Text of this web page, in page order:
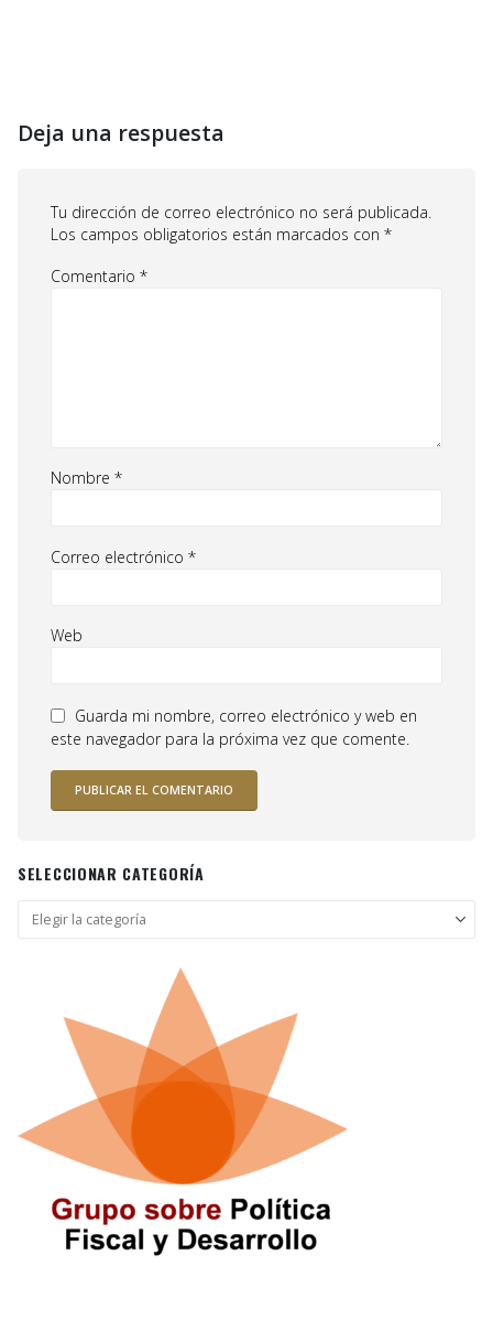
Deja una respuesta
Tu dirección de correo electrónico no será publicada.
Los campos obligatorios están marcados con *
Comentario *
Nombre *
Correo electrónico *
Web
Guarda mi nombre, correo electrónico y web en
este navegador para la próxima vez que comente.
SELECCIONAR CATEGORÍA
Seleccionar
categoría